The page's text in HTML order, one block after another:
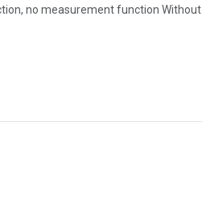
no measurement function Without